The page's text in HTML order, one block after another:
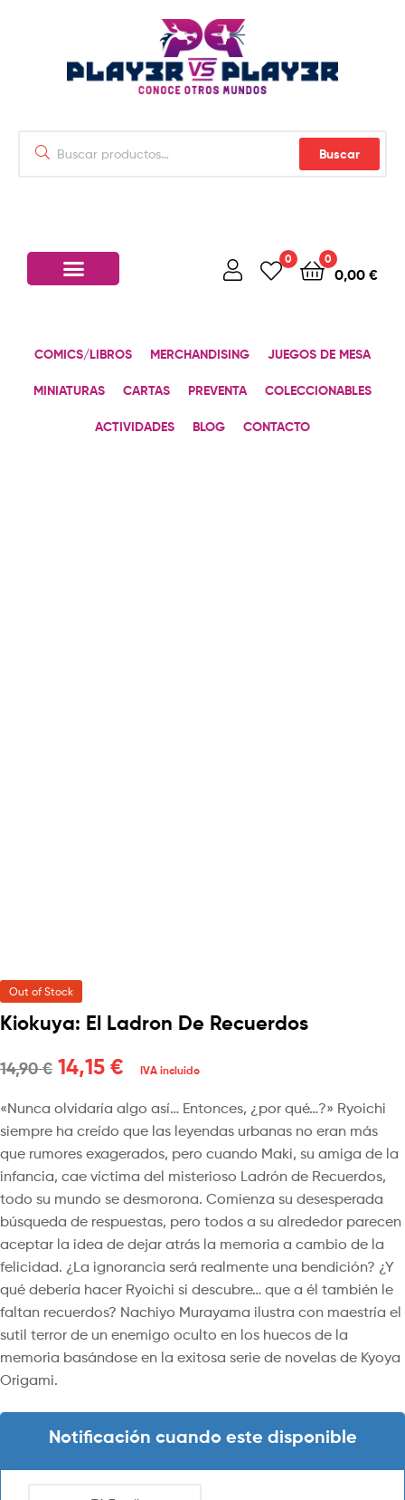
Buscar
0 0
0,00 €
COMICS/LIBROS MERCHANDISING JUEGOS DE MESA
MINIATURAS CARTAS PREVENTA COLECCIONABLES
ACTIVIDADES BLOG CONTACTO
Out of Stock
Kiokuya: El Ladron De Recuerdos
14,90€ 14,15 € IVA incluido
«Nunca olvidaría algo así… Entonces, ¿por qué…?» Ryoichi
siempre ha creído que las leyendas urbanas no eran más
que rumores exagerados, pero cuando Maki, su amiga de la
infancia, cae víctima del misterioso Ladrón de Recuerdos,
todo su mundo se desmorona. Comienza su desesperada
búsqueda de respuestas, pero todos a su alrededor parecen
aceptar la idea de dejar atrás la memoria a cambio de la
felicidad. ¿La ignorancia será realmente una bendición? ¿Y
qué debería hacer Ryoichi si descubre… que a él también le
faltan recuerdos? Nachiyo Murayama ilustra con maestría el
sutil terror de un enemigo oculto en los huecos de la
memoria basándose en la exitosa serie de novelas de Kyoya
Origami.
Notificación cuando este disponible